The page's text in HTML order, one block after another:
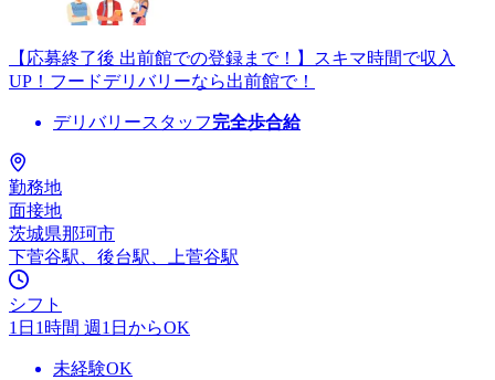
【応募終了後 出前館での登録まで！】スキマ時間で収入
UP！フードデリバリーなら出前館で！
デリバリースタッフ完全歩合給
勤務地
面接地
茨城県那珂市
下菅谷駅、後台駅、上菅谷駅
シフト
1日1時間 週1日からOK
未経験OK